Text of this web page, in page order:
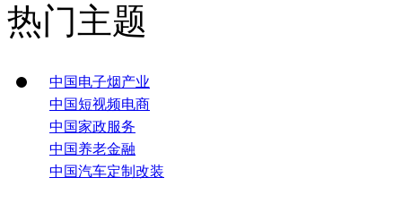
热门主题
中国电子烟产业
中国短视频电商
中国家政服务
中国养老金融
中国汽车定制改装